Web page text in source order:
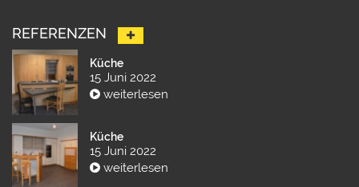
REFERENZEN
Küche
15 Juni 2022
weiterlesen
Küche
15 Juni 2022
weiterlesen